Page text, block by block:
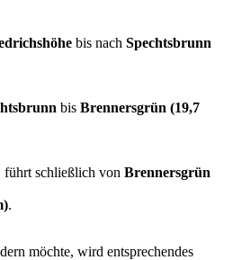
bis nach Spechtsbrunn
bis Brennersgrün (19,7
führt schließlich von Brennersgrün
.
möchte, wird entsprechendes